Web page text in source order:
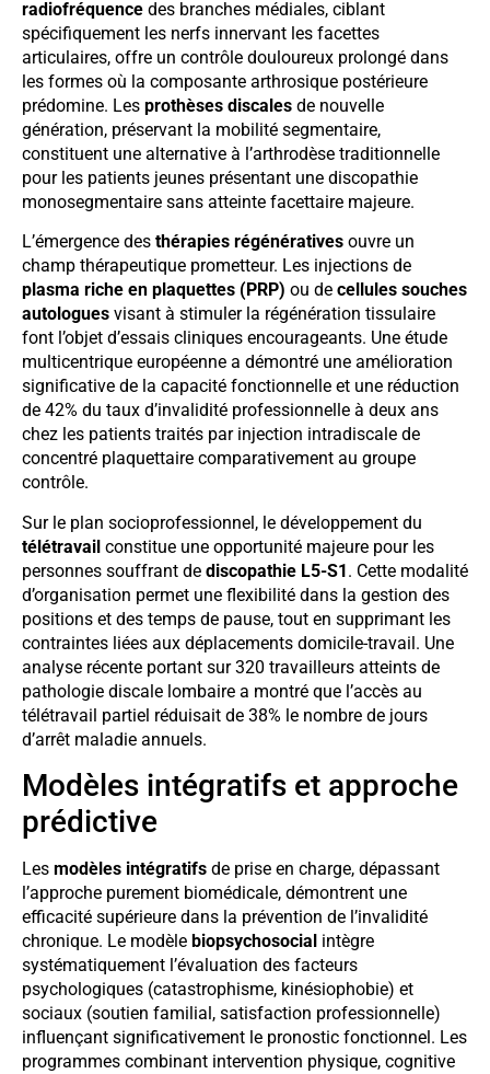
radiofréquence des branches médiales, ciblant
spécifiquement les nerfs innervant les facettes
articulaires, offre un contrôle douloureux prolongé dans
les formes où la composante arthrosique postérieure
prédomine. Les prothèses discales de nouvelle
génération, préservant la mobilité segmentaire,
constituent une alternative à l’arthrodèse traditionnelle
pour les patients jeunes présentant une discopathie
monosegmentaire sans atteinte facettaire majeure.
L’émergence des thérapies régénératives ouvre un
champ thérapeutique prometteur. Les injections de
plasma riche en plaquettes (PRP) ou de cellules souches
autologues visant à stimuler la régénération tissulaire
font l’objet d’essais cliniques encourageants. Une étude
multicentrique européenne a démontré une amélioration
significative de la capacité fonctionnelle et une réduction
de 42% du taux d’invalidité professionnelle à deux ans
chez les patients traités par injection intradiscale de
concentré plaquettaire comparativement au groupe
contrôle.
Sur le plan socioprofessionnel, le développement du
télétravail constitue une opportunité majeure pour les
personnes souffrant de discopathie L5-S1. Cette modalité
d’organisation permet une flexibilité dans la gestion des
positions et des temps de pause, tout en supprimant les
contraintes liées aux déplacements domicile-travail. Une
analyse récente portant sur 320 travailleurs atteints de
pathologie discale lombaire a montré que l’accès au
télétravail partiel réduisait de 38% le nombre de jours
d’arrêt maladie annuels.
Modèles intégratifs et approche
prédictive
Les modèles intégratifs de prise en charge, dépassant
l’approche purement biomédicale, démontrent une
efficacité supérieure dans la prévention de l’invalidité
chronique. Le modèle biopsychosocial intègre
systématiquement l’évaluation des facteurs
psychologiques (catastrophisme, kinésiophobie) et
sociaux (soutien familial, satisfaction professionnelle)
influençant significativement le pronostic fonctionnel. Les
programmes combinant intervention physique, cognitive